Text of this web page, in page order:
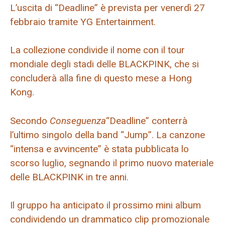
L’uscita di “Deadline” è prevista per venerdì 27
febbraio tramite YG Entertainment.
La collezione condivide il nome con il tour
mondiale degli stadi delle BLACKPINK, che si
concluderà alla fine di questo mese a Hong
Kong.
Secondo Conseguenza“Deadline” conterrà
l’ultimo singolo della band “Jump”. La canzone
“intensa e avvincente” è stata pubblicata lo
scorso luglio, segnando il primo nuovo materiale
delle BLACKPINK in tre anni.
Il gruppo ha anticipato il prossimo mini album
condividendo un drammatico clip promozionale